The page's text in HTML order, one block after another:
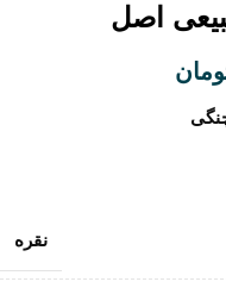
اصل
نقره